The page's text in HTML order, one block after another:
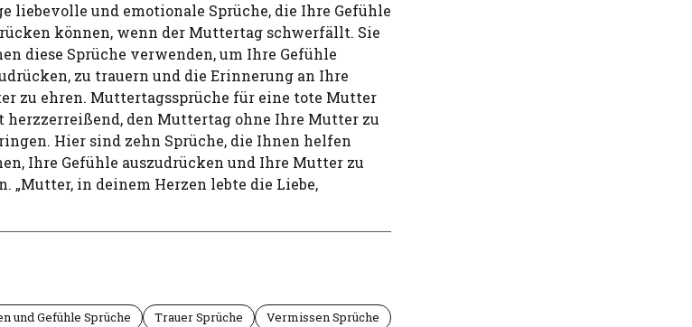
liebevolle und emotionale Sprüche, die Ihre Gefühle
können, wenn der Muttertag schwerfällt. Sie
diese Sprüche verwenden, um Ihre Gefühle
zu trauern und die Erinnerung an Ihre
zu ehren. Muttertagssprüche für eine tote Mutter
herzzerreißend, den Muttertag ohne Ihre Mutter zu
Hier sind zehn Sprüche, die Ihnen helfen
Ihre Gefühle auszudrücken und Ihre Mutter zu
„Mutter, in deinem Herzen lebte die Liebe,
und Gefühle Sprüche Trauer Sprüche Vermissen Sprüche